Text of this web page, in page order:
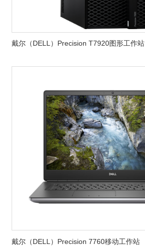
戴尔（DELL）Precision T7920图形工作站
戴尔（DELL）Precision 7760移动工作站